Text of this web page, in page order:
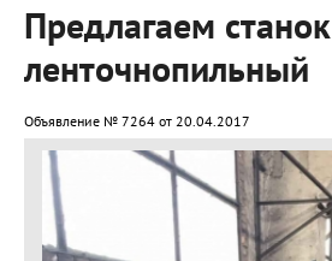
Предлагаем станок
ленточнопильный
Объявление № 7264 от 20.04.2017